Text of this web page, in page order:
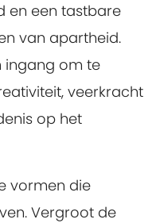
en een tastbare
van apartheid.
ingang om te
veerkracht
op het
vormen die
Vergroot de